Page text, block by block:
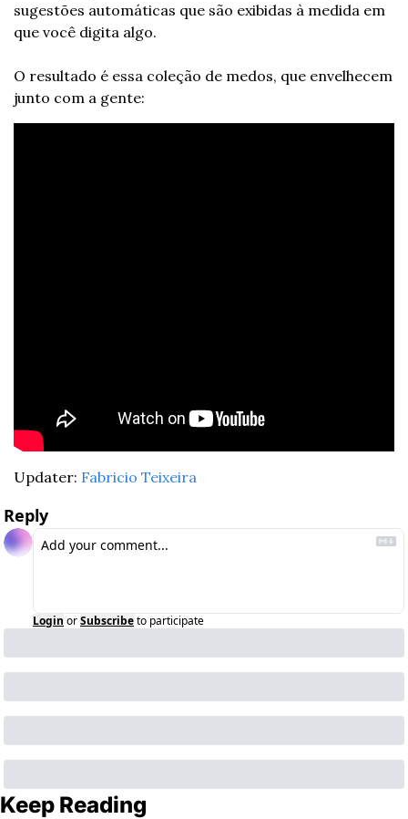
sugestões automáticas que são exibidas à medida em
que você digita algo.
O resultado é essa coleção de medos, que envelhecem
junto com a gente:
Updater: Fabricio Teixeira
Reply
Login orSubscribeto participate
Keep Reading